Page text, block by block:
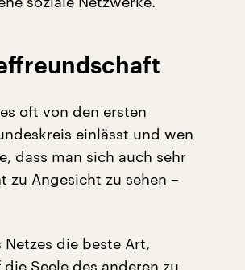
oft von den ersten
einlässt und wen
dass man sich auch sehr
zu Angesicht zu sehen –
die beste Art,
Seele des anderen zu